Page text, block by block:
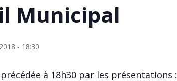
Municipal
- 18:30
à 18h30 par les présentations :